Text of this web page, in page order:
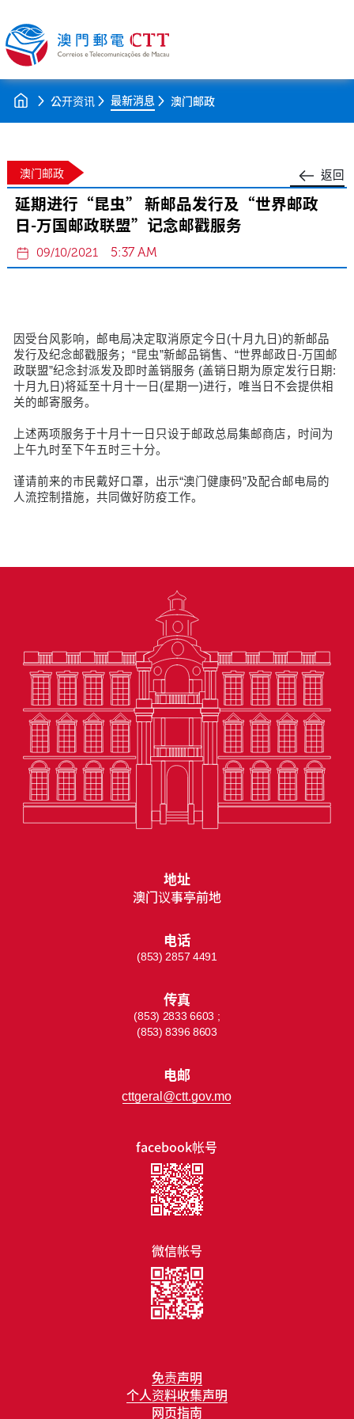
公开资讯 最新消息 澳门邮政
返回
澳门邮政
延期进行“昆虫” 新邮品发行及“世界邮政
日-万国邮政联盟”记念邮戳服务
09/10/2021 5:37 AM
因受台风影响，邮电局决定取消原定今日(十月九日)的新邮品
发行及纪念邮戳服务；“昆虫”新邮品销售、“世界邮政日-万国邮
政联盟”纪念封派发及即时盖销服务 (盖销日期为原定发行日期:
十月九日)将延至十月十一日(星期一)进行，唯当日不会提供相
关的邮寄服务。
上述两项服务于十月十一日只设于邮政总局集邮商店，时间为
上午九时至下午五时三十分。
谨请前来的市民戴好口罩，出示“澳门健康码”及配合邮电局的
人流控制措施，共同做好防疫工作。
免责声明
个人资料收集声明
网页指南
facebook帐号
微信帐号
地址
澳门议事亭前地
电话
(853) 2857 4491
传真
(853) 2833 6603 ;
(853) 8396 8603
电邮
cttgeral@ctt.gov.mo